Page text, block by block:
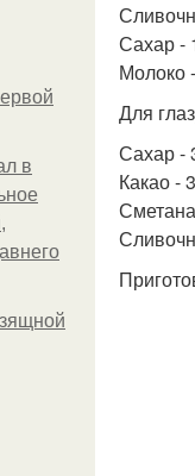
в
Сахар -
Молоко
Для
Сахар -
Какао -